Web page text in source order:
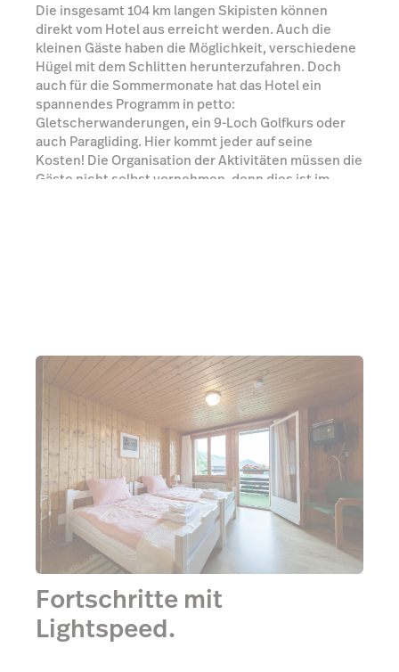
Die insgesamt 104 km langen Skipisten können
direkt vom Hotel aus erreicht werden. Auch die
kleinen Gäste haben die Möglichkeit, verschiedene
Hügel mit dem Schlitten herunterzufahren. Doch
auch für die Sommermonate hat das Hotel ein
spannendes Programm in petto:
Gletscherwanderungen, ein 9-Loch Golfkurs oder
auch Paragliding. Hier kommt jeder auf seine
Kosten! Die Organisation der Aktivitäten müssen die
Gäste nicht selbst vornehmen, denn dies ist im
Fortschritte mit
Lightspeed.